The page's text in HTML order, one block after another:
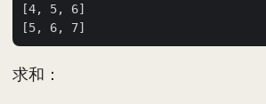
[4, 5, 6]
求和：